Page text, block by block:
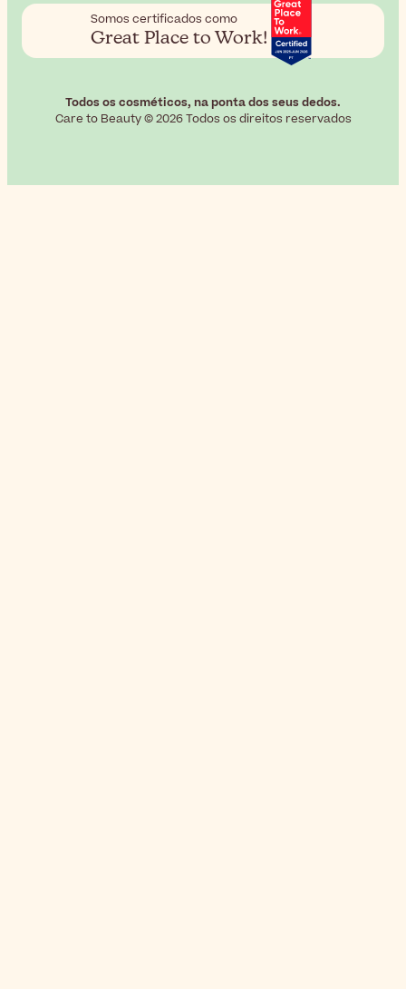
Somos certificados como
Great Place to Work!
Todos os cosméticos, na ponta dos seus dedos.
Care to Beauty © 2026 Todos os direitos reservados